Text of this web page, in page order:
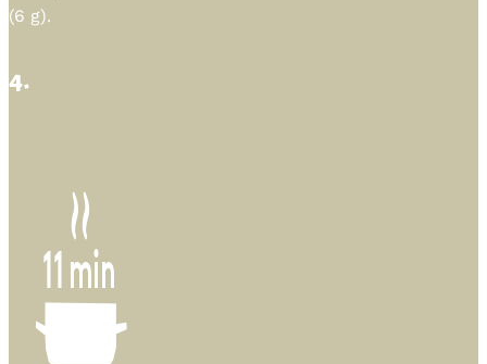
(6 g).
4.